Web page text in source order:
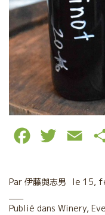
c
i
a
Par 伊藤與志男 le 15,
Publié dans Winery,